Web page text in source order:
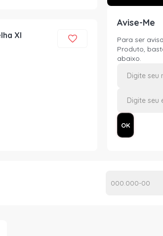
Xl
Avise-Me
Para ser
Produto,
abaixo.